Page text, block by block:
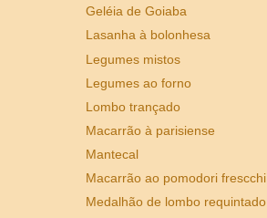
Geléia de Goiaba
Lasanha à bolonhesa
Legumes mistos
Legumes ao forno
Lombo trançado
Macarrão à parisiense
Mantecal
Macarrão ao pomodori frescchi
Medalhão de lombo requintado